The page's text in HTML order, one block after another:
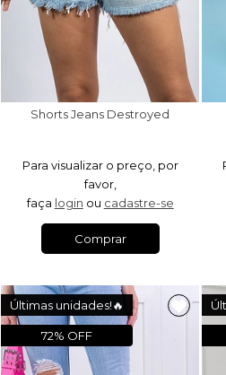
Shorts Jeans Destroyed
Para visualizar o preço, por
favor,
faça login ou cadastre-se
Comprar
Últimas unidades!🔥
72% OFF